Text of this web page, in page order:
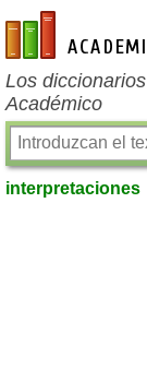
es-academic.com
Los
Académico
interpretaciones